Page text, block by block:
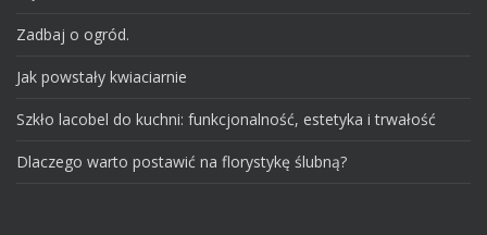
Zadbaj o ogród.
Jak powstały kwiaciarnie
Szkło lacobel do kuchni: funkcjonalność, estetyka i trwałość
Dlaczego warto postawić na florystykę ślubną?